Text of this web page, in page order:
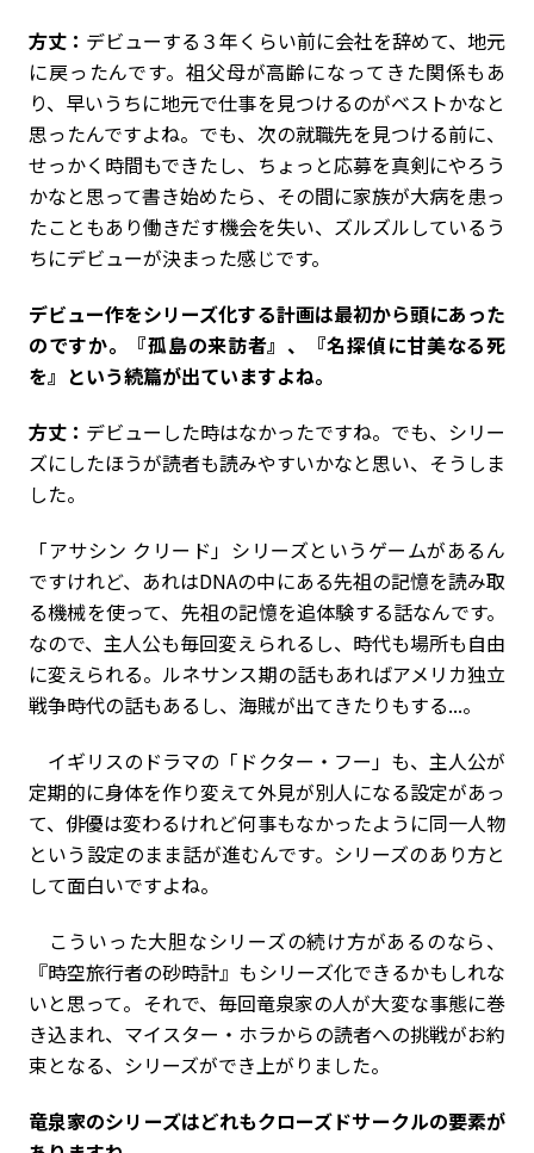
方丈： デビューする３年くらい前に会社を辞めて、地元
に戻ったんです。祖父母が高齢になってきた関係もあ
り、早いうちに地元で仕事を見つけるのがベストかなと
思ったんですよね。でも、次の就職先を見つける前に、
せっかく時間もできたし、ちょっと応募を真剣にやろう
かなと思って書き始めたら、その間に家族が大病を患っ
たこともあり働きだす機会を失い、ズルズルしているう
ちにデビューが決まった感じです。
――デビュー作をシリーズ化する計画は最初から頭にあった
のですか。『孤島の来訪者』、『名探偵に甘美なる死
を』という続篇が出ていますよね。
方丈： デビューした時はなかったですね。でも、シリー
ズにしたほうが読者も読みやすいかなと思い、そうしま
した。
「アサシン クリード」シリーズというゲームがあるん
ですけれど、あれはDNAの中にある先祖の記憶を読み取
る機械を使って、先祖の記憶を追体験する話なんです。
なので、主人公も毎回変えられるし、時代も場所も自由
に変えられる。ルネサンス期の話もあればアメリカ独立
戦争時代の話もあるし、海賊が出てきたりもする...。
イギリスのドラマの「ドクター・フー」も、主人公が
定期的に身体を作り変えて外見が別人になる設定があっ
て、俳優は変わるけれど何事もなかったように同一人物
という設定のまま話が進むんです。シリーズのあり方と
して面白いですよね。
こういった大胆なシリーズの続け方があるのなら、
『時空旅行者の砂時計』もシリーズ化できるかもしれな
いと思って。それで、毎回竜泉家の人が大変な事態に巻
き込まれ、マイスター・ホラからの読者への挑戦がお約
束となる、シリーズができ上がりました。
――竜泉家のシリーズはどれもクローズドサークルの要素が